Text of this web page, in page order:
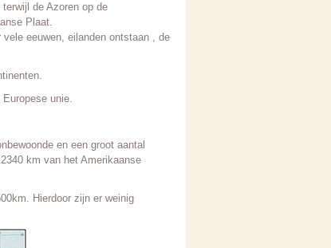
de Azoren op de
Plaat.
eeuwen, eilanden ontstaan , de
unie.
en een groot aantal
km van het Amerikaanse
Hierdoor zijn er weinig